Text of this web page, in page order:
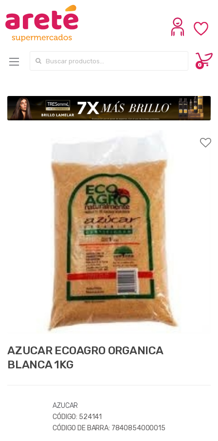
Search for:
0
AZUCAR ECOAGRO ORGANICA
BLANCA 1KG
AZUCAR
CÓDIGO: 524141
CÓDIGO DE BARRA: 7840854000015